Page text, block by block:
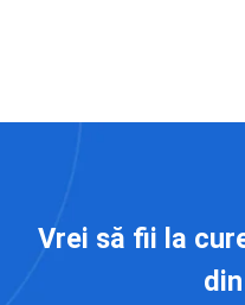
Vrei să fii la